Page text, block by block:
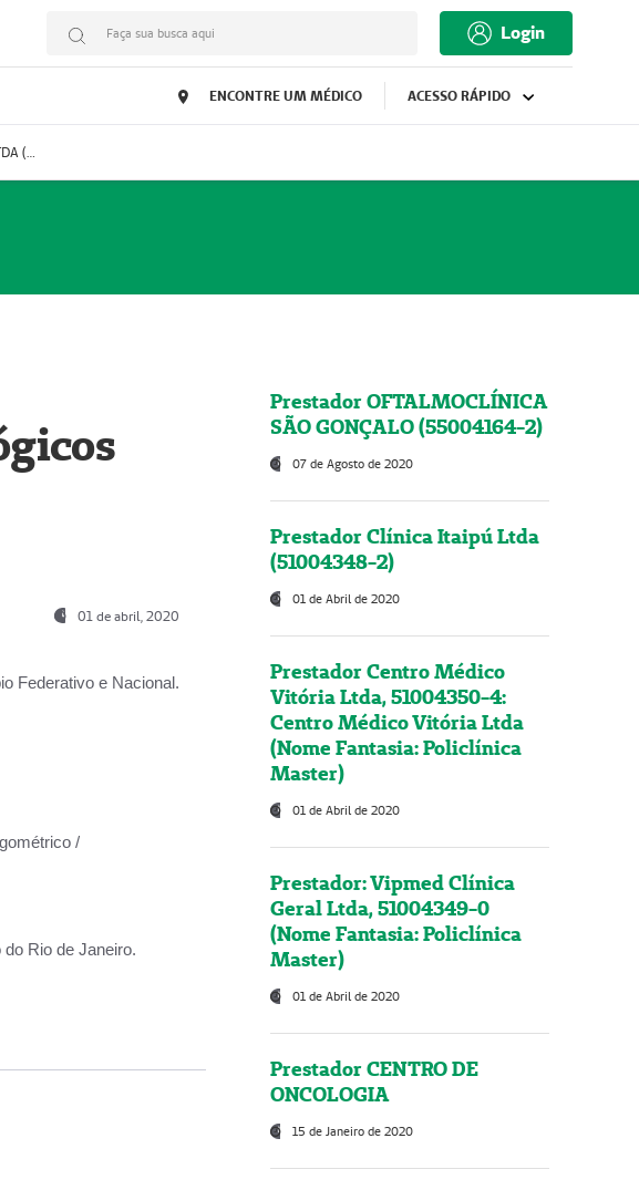
Faça sua busca aqui Login
ENCONTRE UM MÉDICO ACESSO RÁPIDO
Prestador Decordis Exames Cardiológicos LTDA (51004347-4)
01 de abril, 2020
Federativo e Nacional.
/
Rio de Janeiro.
Prestador OFTALMOCLÍNICA
SÃO GONÇALO (55004164-2)
07 de Agosto de 2020
Prestador Clínica Itaipú Ltda
(51004348-2)
01 de Abril de 2020
Prestador Centro Médico
Vitória Ltda, 51004350-4:
Centro Médico Vitória Ltda
(Nome Fantasia: Policlínica
Master)
01 de Abril de 2020
Prestador: Vipmed Clínica
Geral Ltda, 51004349-0
(Nome Fantasia: Policlínica
Master)
01 de Abril de 2020
Prestador CENTRO DE
ONCOLOGIA
15 de Janeiro de 2020